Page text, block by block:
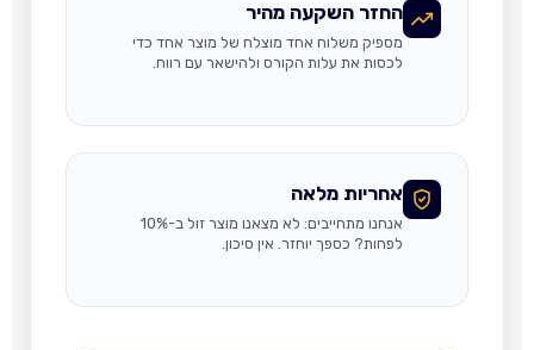
החזר השקעה מהיר
מספיק משלוח אחד מוצלח של מוצר אחד כדי
לכסות את עלות הקורס ולהישאר עם רווח.
אחריות מלאה
אנחנו מתחייבים: לא מצאנו מוצר זול ב-10%
לפחות? כספך יוחזר. אין סיכון.